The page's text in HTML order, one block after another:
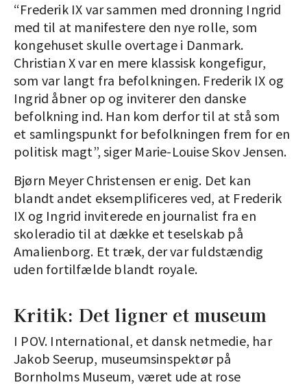
“Frederik IX var sammen med dronning Ingrid
med til at manifestere den nye rolle, som
kongehuset skulle overtage i Danmark.
Christian X var en mere klassisk kongefigur,
som var langt fra befolkningen. Frederik IX og
Ingrid åbner op og inviterer den danske
befolkning ind. Han kom derfor til at stå som
et samlingspunkt for befolkningen frem for en
politisk magt”, siger Marie-Louise Skov Jensen.
Bjørn Meyer Christensen er enig. Det kan
blandt andet eksemplificeres ved, at Frederik
IX og Ingrid inviterede en journalist fra en
skoleradio til at dække et teselskab på
Amalienborg. Et træk, der var fuldstændig
uden fortilfælde blandt royale.
Kritik: Det ligner et museum
I POV. International, et dansk netmedie, har
Jakob Seerup, museumsinspektør på
Bornholms Museum, været ude at rose